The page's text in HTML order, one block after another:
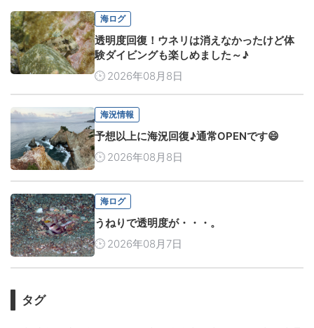
海ログ
透明度回復！ウネリは消えなかったけど体
験ダイビングも楽しめました～♪
2026年08月8日
海況情報
予想以上に海況回復♪通常OPENです😄
2026年08月8日
海ログ
うねりで透明度が・・・。
2026年08月7日
タグ